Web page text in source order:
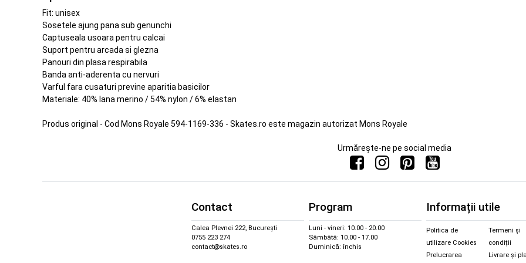
Fit: unisex
Sosetele ajung pana sub genunchi
Captuseala usoara pentru calcai
Suport pentru arcada si glezna
Panouri din plasa respirabila
Banda anti-aderenta cu nervuri
Varful fara cusaturi previne aparitia basicilor
Materiale: 40% lana merino / 54% nylon / 6% elastan
Produs original - Cod Mons Royale 594-1169-336 - Skates.ro este magazin autorizat Mons Royale
Urmărește-ne pe social media
Contact
Calea Plevnei 222, București
0755 223 274
contact@skates.ro
Program
Luni - vineri: 10.00 - 20.00
Sâmbătă: 10.00 - 17.00
Duminică: închis
Informații utile
Politica de
utilizare Cookies
Prelucrarea
Termeni și
condiții
Livrare și